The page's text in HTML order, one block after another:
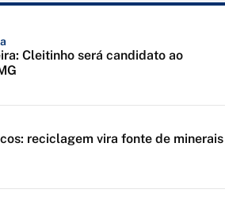
Cleitinho será candidato ao
reciclagem vira fonte de minerais